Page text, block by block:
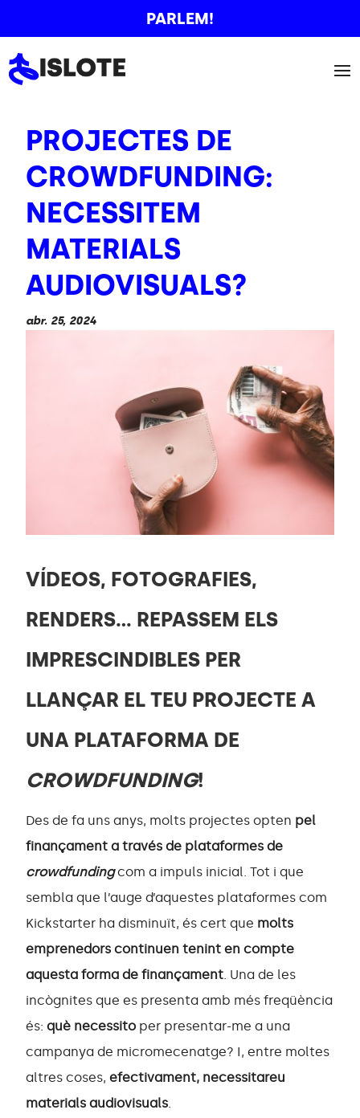
PARLEM!
PROJECTES DE
CROWDFUNDING:
NECESSITEM
MATERIALS
AUDIOVISUALS?
abr. 25, 2024
VÍDEOS, FOTOGRAFIES,
RENDERS… REPASSEM ELS
IMPRESCINDIBLES PER
LLANÇAR EL TEU PROJECTE A
UNA PLATAFORMA DE
CROWDFUNDING!
Des de fa uns anys, molts projectes opten pel
finançament a través de plataformes de
crowdfunding com a impuls inicial. Tot i que
sembla que l’auge d’aquestes plataformes com
Kickstarter ha disminuït, és cert que molts
emprenedors continuen tenint en compte
aquesta forma de finançament. Una de les
incògnites que es presenta amb més freqüència
és:què necessito per presentar-me a una
campanya de micromecenatge? I, entre moltes
altres coses,efectivament, necessitareu
materials audiovisuals.